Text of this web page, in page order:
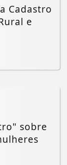
Cadastro
e
sobre